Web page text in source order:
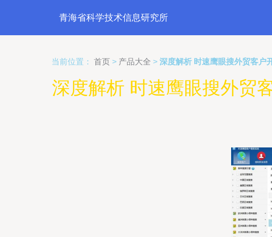
青海省科学技术信息研究所
当前位置： 首页 > 产品大全 > 深度解析 时速鹰眼搜外贸客
深度解析 时速鹰眼搜外贸